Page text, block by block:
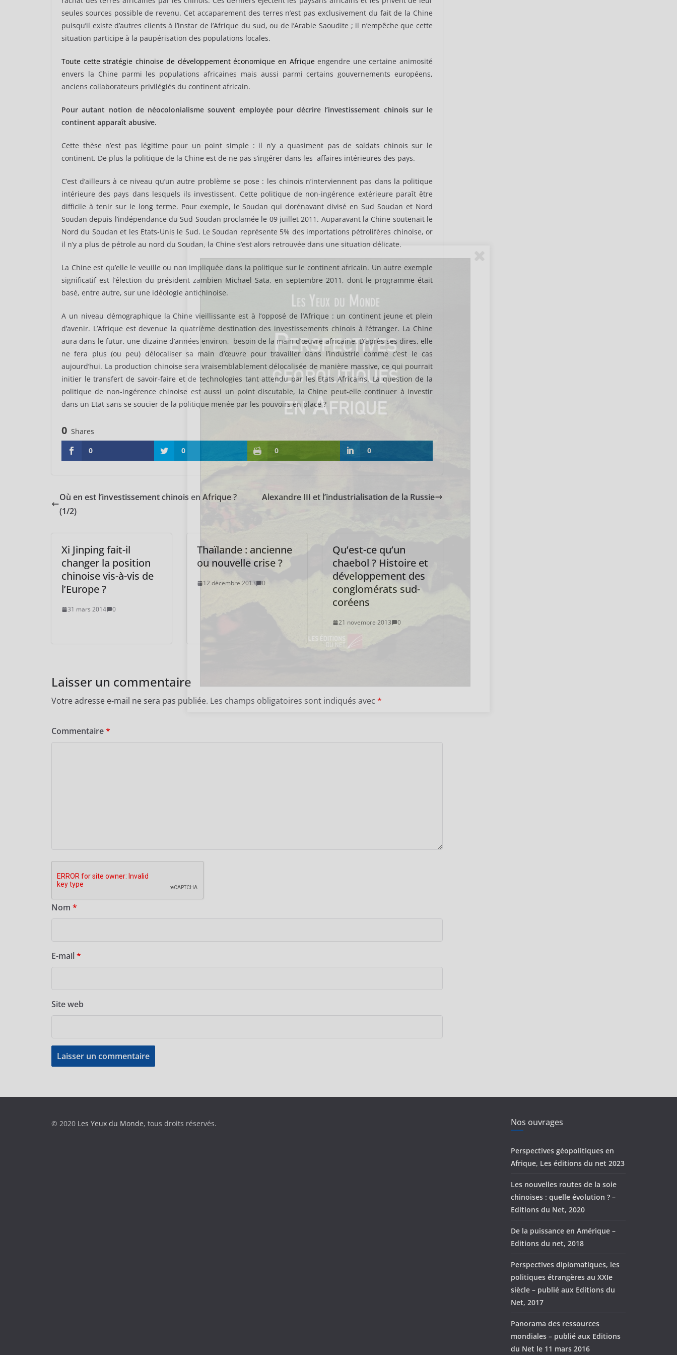
seules sources possible de revenu. Cet accaparement des terres n’est pas exclusivement du fait de la Chine
puisqu’il existe d’autres clients à l’instar de l’Afrique du sud, ou de l’Arabie Saoudite ; il n’empêche que cette
situation participe à la paupérisation des populations locales.
Toute cette stratégie chinoise de développement économique en Afrique engendre une certaine animosité
envers la Chine parmi les populations africaines mais aussi parmi certains gouvernements européens,
anciens collaborateurs privilégiés du continent africain.
Pour autant notion de néocolonialisme souvent employée pour décrire l’investissement chinois sur le
continent apparaît abusive.
Cette thèse n’est pas légitime pour un point simple : il n’y a quasiment pas de soldats chinois sur le
continent. De plus la politique de la Chine est de ne pas s’ingérer dans les affaires intérieures des pays.
C’est d’ailleurs à ce niveau qu’un autre problème se pose : les chinois n’interviennent pas dans la politique
intérieure des pays dans lesquels ils investissent. Cette politique de non-ingérence extérieure paraît être
difficile à tenir sur le long terme. Pour exemple, le Soudan qui dorénavant divisé en Sud Soudan et Nord
Soudan depuis l’indépendance du Sud Soudan proclamée le 09 juillet 2011. Auparavant la Chine soutenait le
Nord du Soudan et les Etats-Unis le Sud. Le Soudan représente 5% des importations pétrolifères chinoise, or
il n’y a plus de pétrole au nord du Soudan, la Chine s’est alors retrouvée dans une situation délicate.
La Chine est qu’elle le veuille ou non impliquée dans la politique sur le continent africain. Un autre exemple
significatif est l’élection du président zambien Michael Sata, en septembre 2011, dont le programme était
basé, entre autre, sur une idéologie antichinoise.
A un niveau démographique la Chine vieillissante est à l’opposé de l’Afrique : un continent jeune et plein
d’avenir. L’Afrique est devenue la quatrième destination des investissements chinois à l’étranger. La Chine
aura dans le futur, une dizaine d’années environ, besoin de la main d’œuvre africaine. D’après ses dires, elle
ne fera plus (ou peu) délocaliser sa main d’œuvre pour travailler dans l’industrie comme c’est le cas
aujourd’hui. La production chinoise sera vraisemblablement délocalisée de manière massive, ce qui pourrait
initier le transfert de savoir-faire et de technologies tant attendu par les Etats Africains. La question de la
politique de non-ingérence chinoise est aussi un point discutable, la Chine peut-elle continuer à investir
dans un Etat sans se soucier de la politique menée par les pouvoirs en place ?
0 Shares
0
0 0 0
Où en est l’investissement chinois en Afrique ?
(1/2)
Alexandre III et l’industrialisation de la Russie
Xi Jinping fait-il
changer la position
chinoise vis-à-vis de
l’Europe ?
31 mars 2014 0
Thaïlande : ancienne
ou nouvelle crise ?
12 décembre 2013 0
Qu’est-ce qu’un
chaebol ? Histoire et
développement des
conglomérats sud-
coréens
21 novembre 2013 0
Laisser un commentaire
Votre adresse e-mail ne sera pas publiée. Les champs obligatoires sont indiqués avec *
Commentaire*
Nom *
E-mail *
Site web
© 2020 Les Yeux du Monde, tous droits réservés. Nos ouvrages
Perspectives géopolitiques en
Afrique, Les éditions du net 2023
Les nouvelles routes de la soie
chinoises : quelle évolution ? –
Editions du Net, 2020
De la puissance en Amérique –
Editions du net, 2018
Perspectives diplomatiques, les
politiques étrangères au XXIe
siècle – publié aux Editions du
Net, 2017
Panorama des ressources
mondiales – publié aux Editions
du Net le 11 mars 2016